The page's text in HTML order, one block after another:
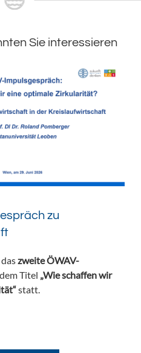
Sie interessieren
zu
daszweite ÖWAV-
Titel „Wie schaffen wir
statt.